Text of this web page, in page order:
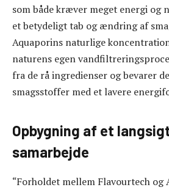
som både kræver meget energi og
et betydeligt tab og ændring af
Aquaporins naturlige
naturens egen
fra de rå ingredienser og bevarer
smagsstoffer med et lavere
Opbygning af et
samarbejde
“Forholdet mellem Flavourtech